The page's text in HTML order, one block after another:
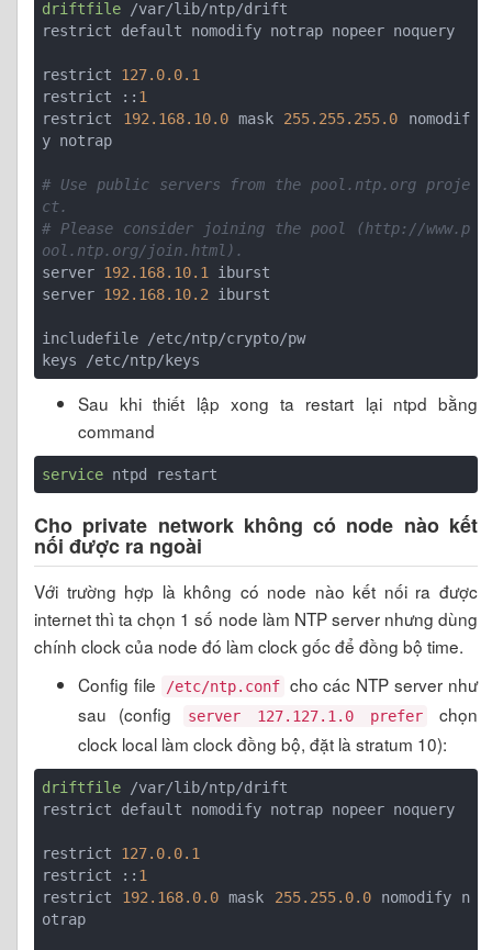
driftfile /var/lib/ntp/drift
restrict default nomodify notrap nopeer noquery
restrict 127.0.0.1
restrict :: 1
restrict 192.168.10.0 mask 255.255.255.0 nomodif
y notrap
# Use public servers from the pool.ntp.org proje
ct.
# Please consider joining the pool (http://www.p
ool.ntp.org/join.html).
server 192.168.10.1
iburst
server 192.168.10.2 iburst
includefile /etc/ntp/crypto/pw
Sau khi thiết lập xong ta restart lại ntpd bằng
command
service
Cho private network không có node nào kết
nối được ra ngoài
Với trường hợp là không có node nào kết nối ra được
internet thì ta chọn 1 số node làm NTP server nhưng dùng
chính clock của node đó làm clock gốc để đồng bộ time.
Config file
/etc/ntp.conf cho các NTP server như
sau (config
server 127.127.1.0 prefer
chọn
clock local làm clock đồng bộ, đặt là stratum 10):
driftfile /var/lib/ntp/drift
restrict default nomodify notrap nopeer noquery
restrict 127.0.0.1
restrict :: 1
restrict 192.168.0.0 mask 255.255.0.0 nomodify n
otrap